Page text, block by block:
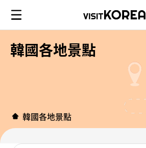
韓國各地景點
韓國各地景點